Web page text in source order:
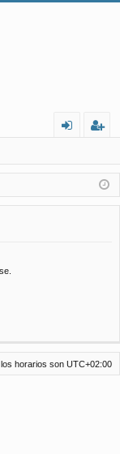
nt
ifi
ist
ra
horarios son UTC+02:00